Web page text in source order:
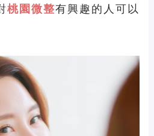
桃園微整有興趣的人可以